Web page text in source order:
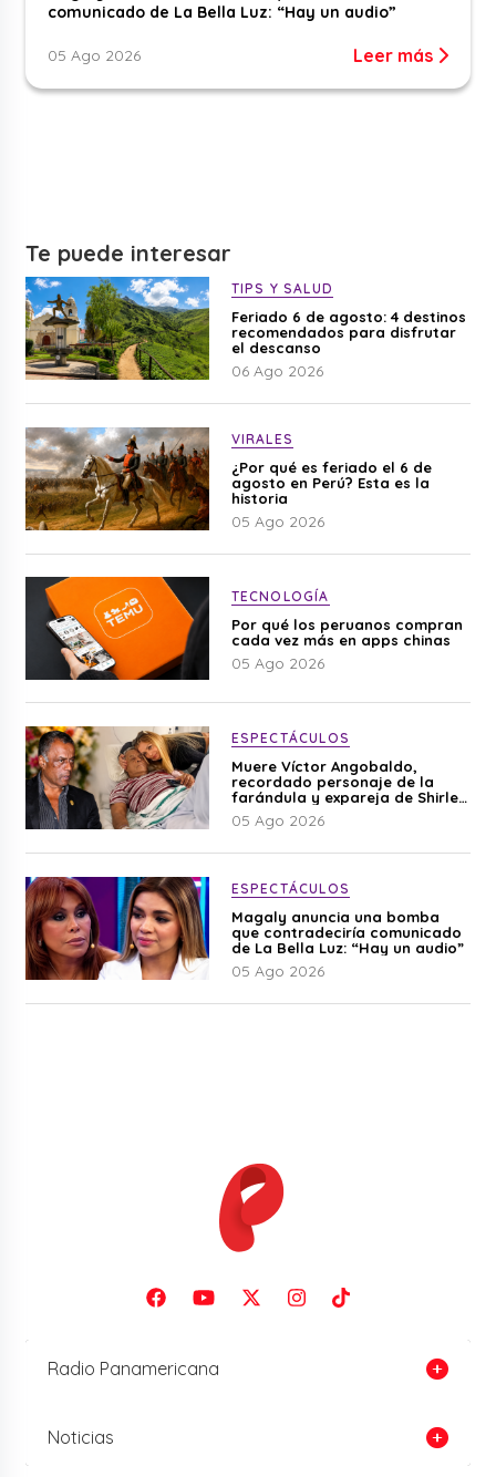
comunicado de La Bella Luz: “Hay un audio”
05 Ago 2026 Leer más
Te puede interesar
TIPS Y SALUD
Feriado 6 de agosto: 4 destinos
recomendados para disfrutar
el descanso
06 Ago 2026
VIRALES
¿Por qué es feriado el 6 de
agosto en Perú? Esta es la
historia
05 Ago 2026
TECNOLOGÍA
Por qué los peruanos compran
cada vez más en apps chinas
05 Ago 2026
ESPECTÁCULOS
Muere Víctor Angobaldo,
recordado personaje de la
farándula y expareja de Shirley
Cherres
05 Ago 2026
ESPECTÁCULOS
Magaly anuncia una bomba
que contradeciría comunicado
de La Bella Luz: “Hay un audio”
05 Ago 2026
Radio Panamericana
Noticias